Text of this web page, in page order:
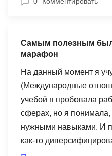
данной профессии,
понимать, что
развивать.
кто только собирается
Самым полезным был
марафон
На данный момент я
(Международные
учебой я пробовала
сферах, но я
нужными навыками. И
как-то
что моя специальность